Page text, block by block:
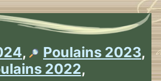
, Poulains 2023,
2022,